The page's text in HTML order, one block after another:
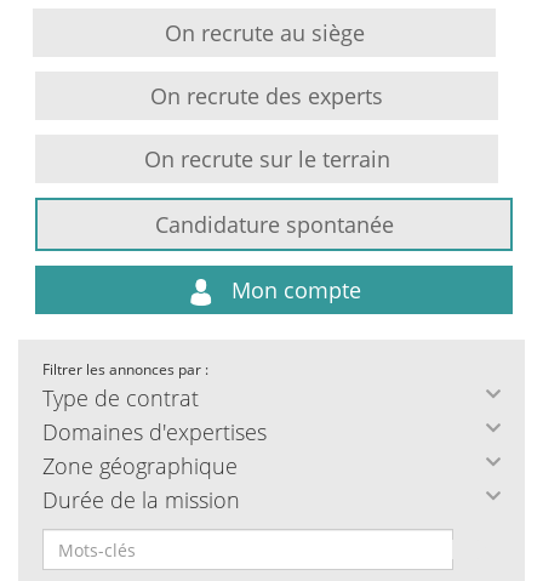
On recrute au siège
On recrute des experts
On recrute sur le terrain
Candidature spontanée
Mon compte
Filtrer les annonces par :
Type de contrat
Domaines d'expertises
Zone géographique
Durée de la mission